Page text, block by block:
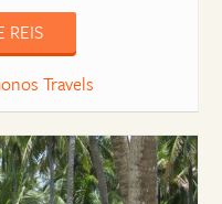
REIS
Travels